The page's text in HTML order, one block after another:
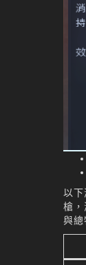
以下
槍，
與總